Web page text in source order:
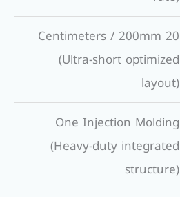
20 Centimeters / 200mm
(Ultra-short optimized
layout)
One Injection Molding
(Heavy-duty integrated
structure)